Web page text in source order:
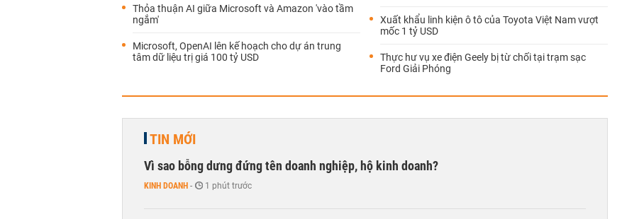
Thỏa thuận AI giữa Microsoft và Amazon 'vào tầm
ngắm'
Microsoft, OpenAI lên kế hoạch cho dự án trung
tâm dữ liệu trị giá 100 tỷ USD
Xuất khẩu linh kiện ô tô của Toyota Việt Nam vượt
mốc 1 tỷ USD
Thực hư vụ xe điện Geely bị từ chối tại trạm sạc
Ford Giải Phóng
TIN MỚI
Vì sao bỗng dưng đứng tên doanh nghiệp, hộ kinh doanh?
KINH DOANH - 1 phút trước